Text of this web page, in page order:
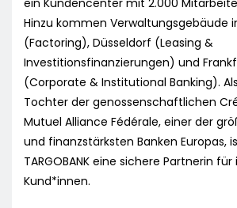
ein Kundencenter mit 2.000
Hinzu kommen Verwaltungsgebäude
(Factoring), Düsseldorf (Leasing &
Investitionsfinanzierungen) und
(Corporate & Institutional Banking). Als
Tochter der genossenschaftlichen
Mutuel Alliance Fédérale, einer der
und finanzstärksten Banken Europas,
TARGOBANK eine sichere Partnerin für
Kund*innen.